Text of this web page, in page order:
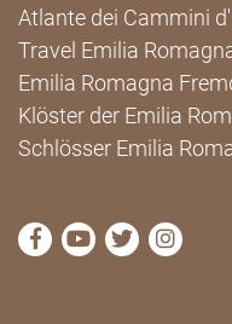
Atlante dei Cammini
Travel Emilia
Emilia Romagna
Klöster der Emilia
Schlösser Emilia
die Seite Facebook
die Seitedie Seite
die